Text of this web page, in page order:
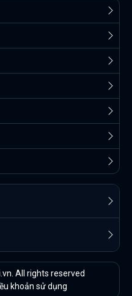
All rights reserved
khoản sử dụng